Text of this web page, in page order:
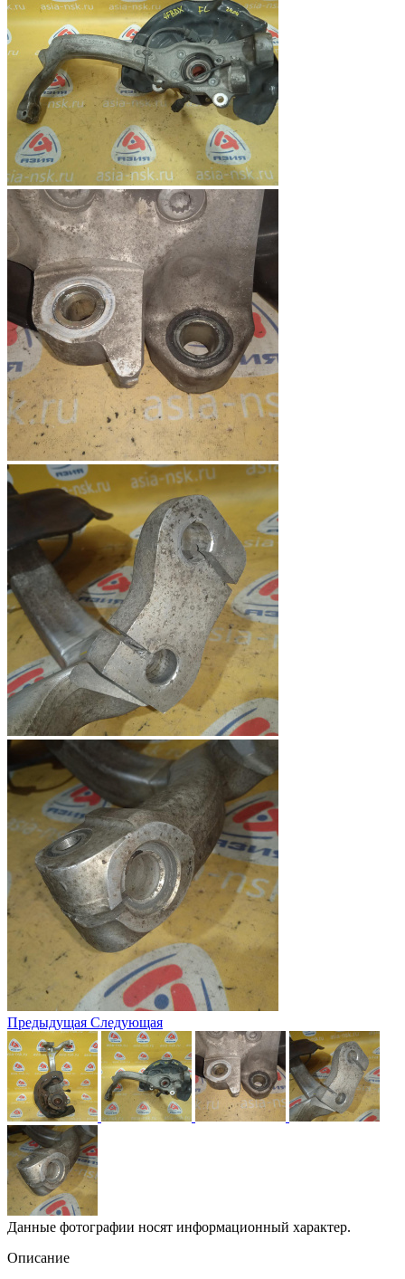
Предыдущая Следующая
Данные фотографии носят информационный характер.
Описание